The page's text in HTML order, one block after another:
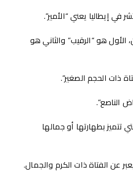
إيطاليا يعني “الأمير”.
الأول هو “الرقيب” والثاني هو
ذات الحجم الصغير”.
الناصع”.
تتميز بطهارتها أو جمالها
عن الفتاة ذات الكرم والجمال.